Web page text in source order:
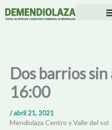
Dos barrios
16:00
/abril 21, 2021
Mendiolaza Centro y Valle del sol